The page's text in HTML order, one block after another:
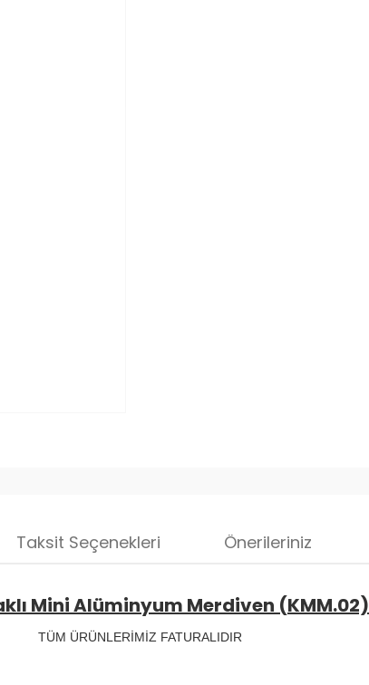
Taksit Seçenekleri Önerileriniz
Mini Alüminyum Merdiven (KMM.02)
TÜM ÜRÜNLERİMİZ FATURALIDIR